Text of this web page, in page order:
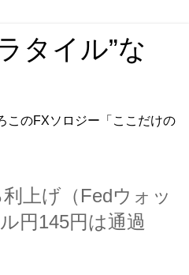
タイル”な
このFXソロジー「ここだけの
上げ（Fedウォッ
円145円は通過